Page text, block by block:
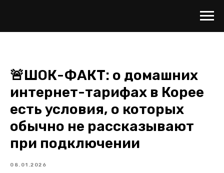
🚨ШОК-ФАКТ: о домашних
интернет-тарифах в Корее
есть условия, о которых
обычно не рассказывают
при подключении
08.01.2026